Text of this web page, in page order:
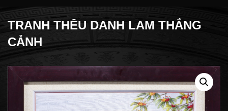
TRANH THÊU DANH LAM THẮNG
CẢNH